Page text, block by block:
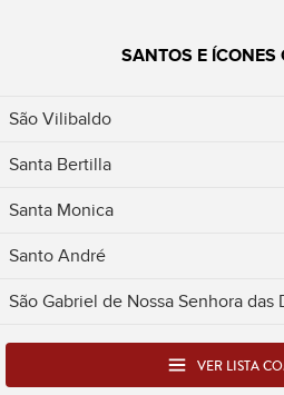
SANTOS E ÍCONES
São Vilibaldo
Santa Bertilla
Santa Monica
Santo André
São Gabriel de Nossa Senhora das
VER LISTA